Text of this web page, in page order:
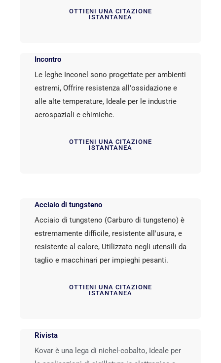
OTTIENI UNA CITAZIONE
ISTANTANEA
Incontro
Le leghe Inconel sono progettate per ambienti
estremi, Offrire resistenza all'ossidazione e
alle alte temperature, Ideale per le industrie
aerospaziali e chimiche.
OTTIENI UNA CITAZIONE
ISTANTANEA
Acciaio di tungsteno
Acciaio di tungsteno (Carburo di tungsteno) è
estremamente difficile, resistente all'usura, e
resistente al calore, Utilizzato negli utensili da
taglio e macchinari per impieghi pesanti.
OTTIENI UNA CITAZIONE
ISTANTANEA
Rivista
Kovar è una lega di nichel-cobalto, Ideale per